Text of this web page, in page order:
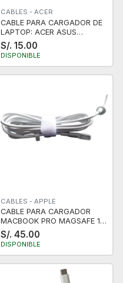
CABLES - ACER
CABLE PARA CARGADOR DE
LAPTOP: ACER ASUS
SAMSUNG 3.0X1.1MM NUEVO
S/. 15.00
DISPONIBLE
CABLES - APPLE
CABLE PARA CARGADOR
MACBOOK PRO MAGSAFE 1
TIPO L
S/. 45.00
DISPONIBLE